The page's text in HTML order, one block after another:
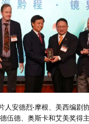
人安德烈·摩根、美西编剧
伍德、奥斯卡和艾美奖得